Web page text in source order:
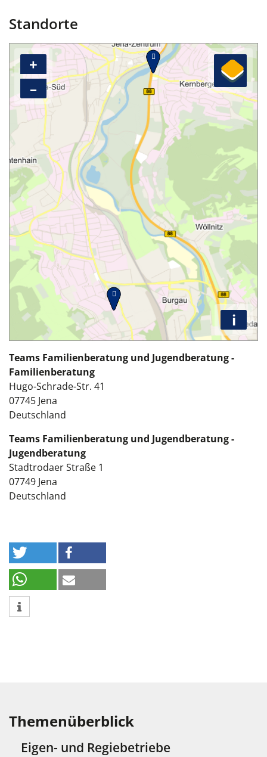
Standorte
+
–
i
Teams Familienberatung und Jugendberatung -
Familienberatung
Hugo-Schrade-Str. 41
07745 Jena
Deutschland
Teams Familienberatung und Jugendberatung -
Jugendberatung
Stadtrodaer Straße 1
07749 Jena
Deutschland
Themenüberblick
Eigen- und Regiebetriebe